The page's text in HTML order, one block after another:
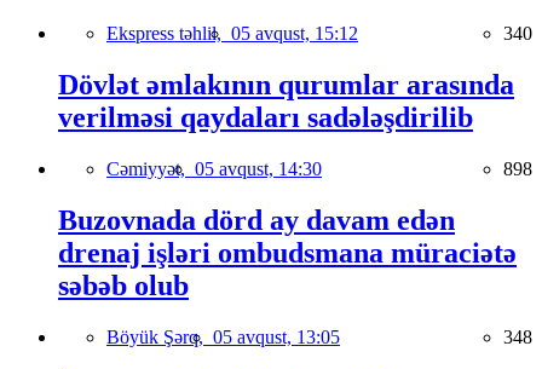
Ekspress təhlil, 05 avqust, 15:12 340
Dövlət əmlakının qurumlar arasında
verilməsi qaydaları sadələşdirilib
Cəmiyyət, 05 avqust, 14:30 898
Buzovnada dörd ay davam edən
drenaj işləri ombudsmana müraciətə
səbəb olub
Böyük Şərq, 05 avqust, 13:05 348